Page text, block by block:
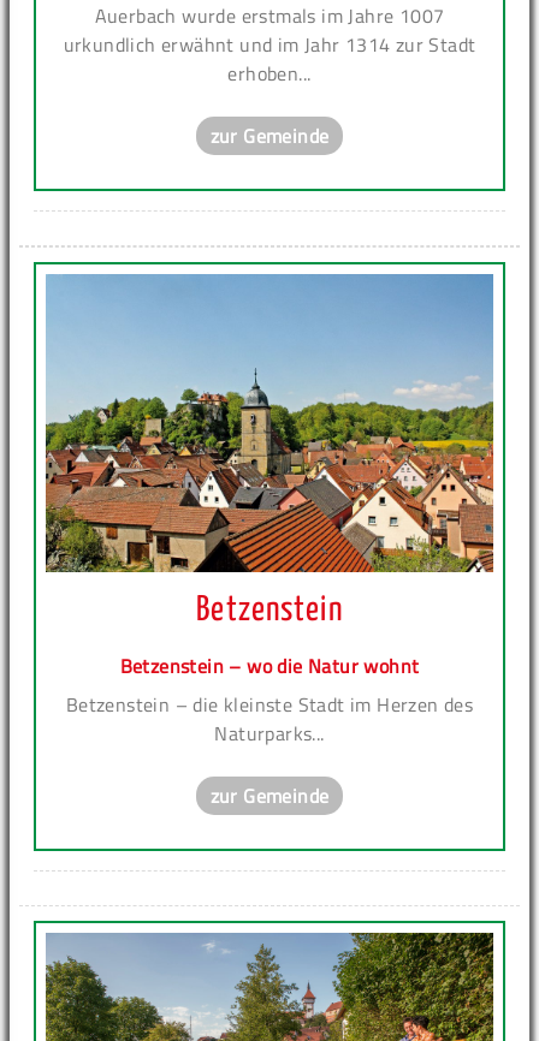
Auerbach wurde erstmals im Jahre 1007
urkundlich erwähnt und im Jahr 1314 zur Stadt
erhoben...
zur Gemeinde
Betzenstein
Betzenstein – wo die Natur wohnt
Betzenstein – die kleinste Stadt im Herzen des
Naturparks...
zur Gemeinde